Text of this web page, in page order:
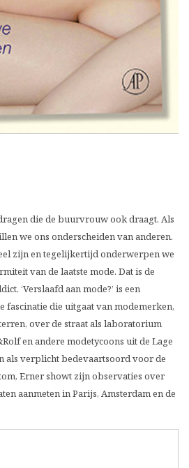
die de buurvrouw ook draagt. Als
we ons onderscheiden van anderen.
zijn en tegelijkertijd onderwerpen we
van de laatste mode. Dat is de
‘Verslaafd aan mode?’ is een
fascinatie die uitgaat van modemerken,
over de straat als laboratorium
en andere modetycoons uit de Lage
als verplicht bedevaartsoord voor de
Erner showt zijn observaties over
aanmeten in Parijs, Amsterdam en de